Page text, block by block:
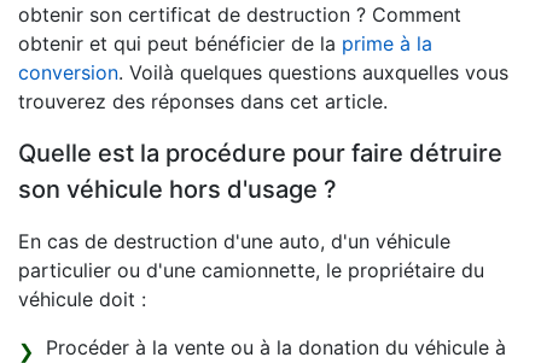
obtenir son certificat de destruction ? Comment
obtenir et qui peut bénéficier de la prime à la
conversion. Voilà quelques questions auxquelles vous
trouverez des réponses dans cet article.
Quelle est la procédure pour faire détruire
son véhicule hors d'usage ?
En cas de destruction d'une auto, d'un véhicule
particulier ou d'une camionnette, le propriétaire du
véhicule doit :
Procéder à la vente ou à la donation du véhicule à